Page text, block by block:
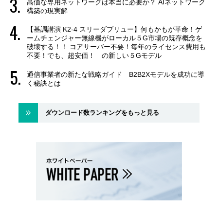
高価な専用ネットワークは本当に必要か？ AIネットワーク
構築の現実解
【基調講演 K2-4 スリーダブリュー】何もかもが革命！ゲ
ームチェンジャー無線機がローカル５G市場の既存概念を
破壊する！！ コアサーバー不要！毎年のライセンス費用も
不要！でも、超安価！ の新しい５Gモデル
通信事業者の新たな戦略ガイド B2B2Xモデルを成功に導
く秘訣とは
ダウンロード数ランキングをもっと見る